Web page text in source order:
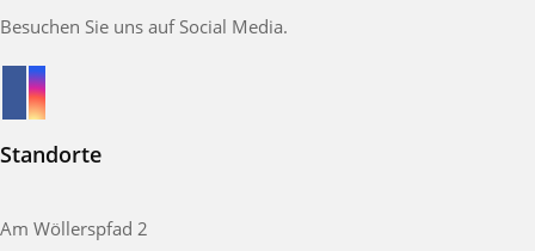
Besuchen Sie uns auf Social Media.
Standorte
Am Wöllerspfad 2